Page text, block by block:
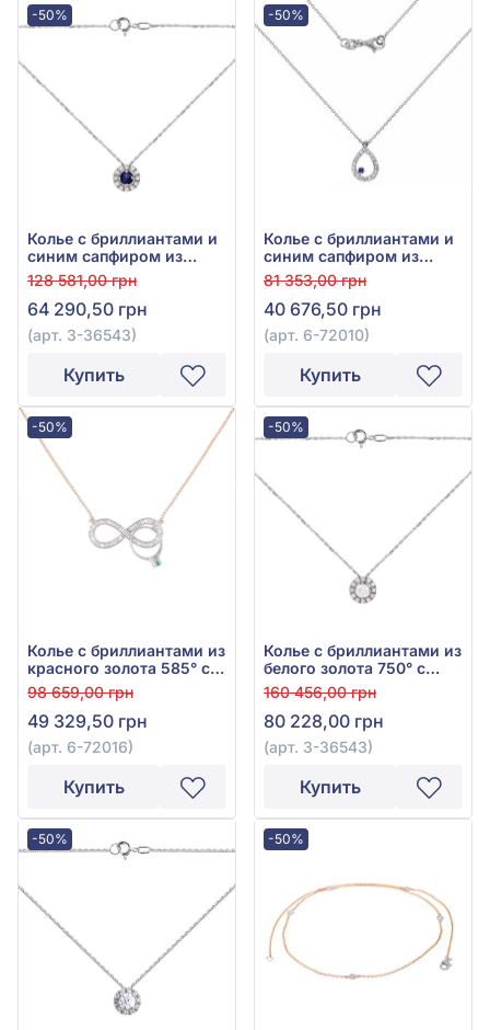
-50%
Колье с бриллиантами и
синим сапфиром из
белого золота 750°, арт.
3-36543
128 581,00 грн
64 290,50 грн
(арт. 3-36543)
Купить
-50%
Колье с бриллиантами и
синим сапфиром из
белого золота 585°,
Бриллиант 0,13ct, Синий
Сапфир 0,04ct, арт. 6-
72010
81 353,00 грн
40 676,50 грн
(арт. 6-72010)
Купить
-50%
Колье с бриллиантами из
красного золота 585° с
зелёным изумрудом
0,05ct и бриллиантом
0,19ct, арт. 6-72016
98 659,00 грн
49 329,50 грн
(арт. 6-72016)
Купить
-50%
Колье с бриллиантами из
белого золота 750° с
бриллиантом 0,31ct, арт.
3-36543
160 456,00 грн
80 228,00 грн
(арт. 3-36543)
Купить
-50% -50%